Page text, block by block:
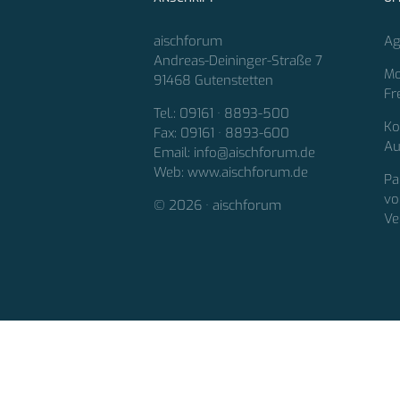
aischforum
Andreas-Deininger-Straße 7
91468 Gutenstetten
Tel.: 09161 · 8893-500
Fax: 09161 · 8893-600
Email: info@aischforum.de
Web: www.aischforum.de
© 2026 · aischforum